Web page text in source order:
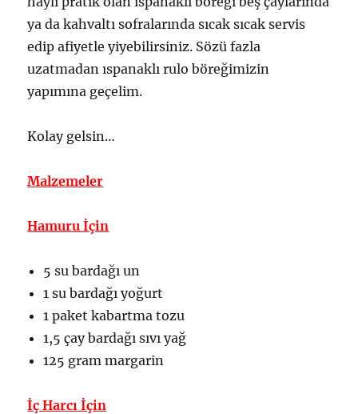
ya da kahvaltı sofralarında sıcak sıcak servis
edip afiyetle yiyebilirsiniz. Sözü fazla
uzatmadan ıspanaklı rulo böreğimizin
yapımına geçelim.
Kolay gelsin…
Malzemeler
Hamuru İçin
5 su bardağı un
1 su bardağı yoğurt
1 paket kabartma tozu
1,5 çay bardağı sıvı yağ
125 gram margarin
İç Harcı İçin